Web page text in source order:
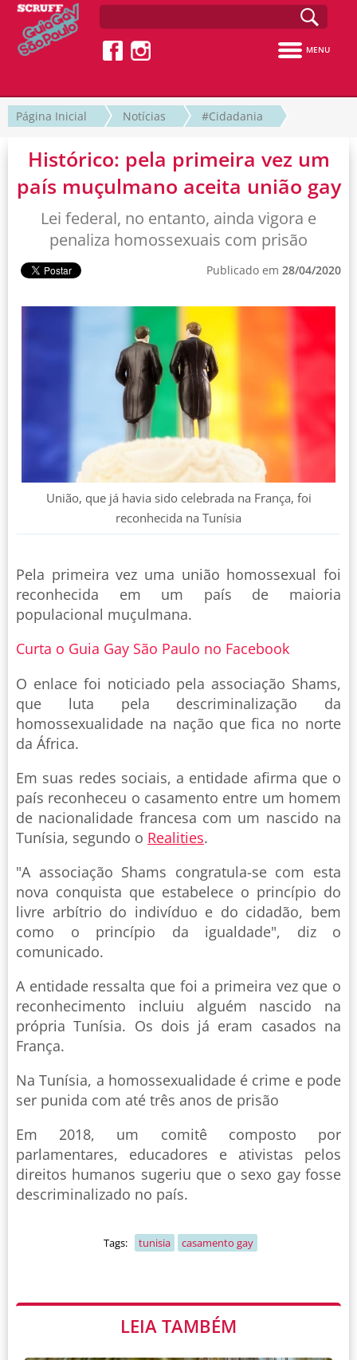
MENU
Página Inicial Notícias #Cidadania
Histórico: pela primeira vez um
país muçulmano aceita união gay
Lei federal, no entanto, ainda vigora e
penaliza homossexuais com prisão
Publicado em 28/04/2020
União, que já havia sido celebrada na França, foi
reconhecida na Tunísia
Pela primeira vez uma união homossexual foi
reconhecida em um país de maioria
populacional muçulmana.
Curta o Guia Gay São Paulo no Facebook
O enlace foi noticiado pela associação Shams,
que luta pela descriminalização da
homossexualidade na nação que fica no norte
da África.
Em suas redes sociais, a entidade afirma que o
país reconheceu o casamento entre um homem
de nacionalidade francesa com um nascido na
Tunísia, segundo o Realities.
"A associação Shams congratula-se com esta
nova conquista que estabelece o princípio do
livre arbítrio do indivíduo e do cidadão, bem
como o princípio da igualdade", diz o
comunicado.
A entidade ressalta que foi a primeira vez que o
reconhecimento incluiu alguém nascido na
própria Tunísia. Os dois já eram casados na
França.
Na Tunísia, a homossexualidade é crime e pode
ser punida com até três anos de prisão
Em 2018, um comitê composto por
parlamentares, educadores e ativistas pelos
direitos humanos sugeriu que o sexo gay fosse
descriminalizado no país.
Tags: tunisia casamento gay
LEIA TAMBÉM